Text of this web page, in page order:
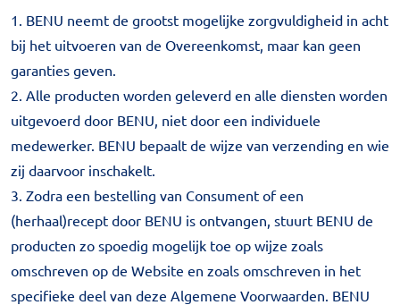
1. BENU neemt de grootst mogelijke zorgvuldigheid in acht
bij het uitvoeren van de Overeenkomst, maar kan geen
garanties geven.
2. Alle producten worden geleverd en alle diensten worden
uitgevoerd door BENU, niet door een individuele
medewerker. BENU bepaalt de wijze van verzending en wie
zij daarvoor inschakelt.
3. Zodra een bestelling van Consument of een
(herhaal)recept door BENU is ontvangen, stuurt BENU de
producten zo spoedig mogelijk toe op wijze zoals
omschreven op de Website en zoals omschreven in het
specifieke deel van deze Algemene Voorwaarden. BENU